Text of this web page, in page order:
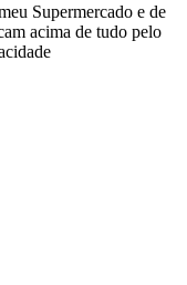
Supermercado e de
acima de tudo pelo